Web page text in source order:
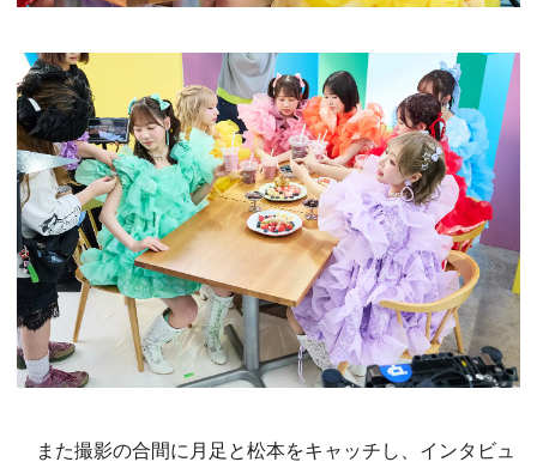
また撮影の合間に月足と松本をキャッチし、インタビュ